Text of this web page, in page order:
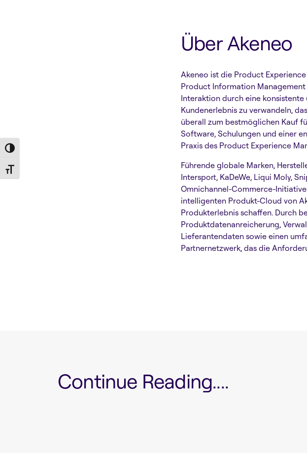
Toggle High Contrast
Toggle Font size
Über Akeneo
Akeneo ist die Product
Product Information Management
Interaktion durch eine
Kundenerlebnis zu verwandeln,
überall zum bestmöglichen Kauf
Software, Schulungen und einer
Praxis des Product Experience
Führende globale Marken,
Intersport, KaDeWe, Liqui Moly,
Omnichannel-Commerce-
intelligenten Produkt-Cloud von
Produkterlebnis schaffen. Durch
Produktdatenanreicherung,
Lieferantendaten sowie einen
Partnernetzwerk, das die
Continue Reading....